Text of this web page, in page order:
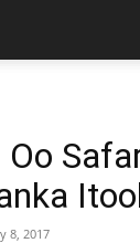
8, 2017